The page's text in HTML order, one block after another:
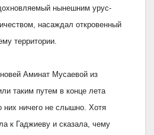
нынешним урус-
насаждал откровенный
территории.
Аминат Мусаевой из
таким путем в конце лета
них ничего не слышно. Хотя
к Гаджиеву и сказала, чему